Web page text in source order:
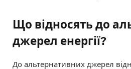
Що відносять до
джерел енергії?
До альтернативних джерел